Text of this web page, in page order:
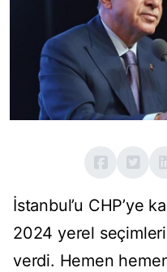
İstanbul’u CHP’ye
2024 yerel
verdi. Hemen